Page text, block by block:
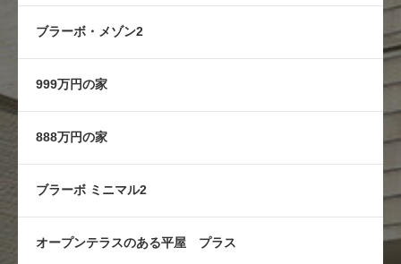
ブラーボ・メゾン2
999万円の家
888万円の家
ブラーボ ミニマル2
オープンテラスのある平屋 プラス